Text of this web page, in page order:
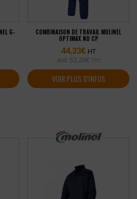
G-
COMBINAISON DE TRAVAIL MOLINEL
OPTIMAX ND CP
44,33€ HT
soit 53,20€ TTC
VOIR PLUS D'INFOS